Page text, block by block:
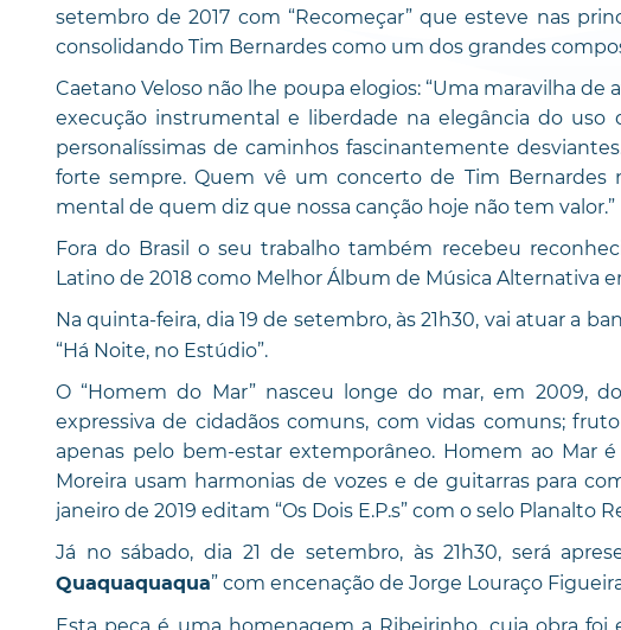
setembro de 2017 com “Recomeçar” que esteve nas
consolidando Tim Bernardes como um dos grandes
Caetano Veloso não lhe poupa elogios: “Uma maravilha
execução instrumental e liberdade na elegância do
personalíssimas de caminhos fascinantemente
forte sempre. Quem vê um concerto de Tim
mental de quem diz que nossa canção hoje não tem valor.”
Fora do Brasil o seu trabalho também recebeu
Latino de 2018 como Melhor Álbum de Música Alternativa
Na quinta-feira, dia 19 de setembro, às 21h30, vai atuar a
“Há Noite, no Estúdio”.
O “Homem do Mar” nasceu longe do mar, em 2009,
expressiva de cidadãos comuns, com vidas comuns;
apenas pelo bem-estar extemporâneo. Homem ao Mar
Moreira usam harmonias de vozes e de guitarras para
janeiro de 2019 editam “Os Dois E.P.s” com o selo Planalto
Já no sábado, dia 21 de setembro, às 21h30, será
Quaquaquaqua” com encenação de Jorge Louraço